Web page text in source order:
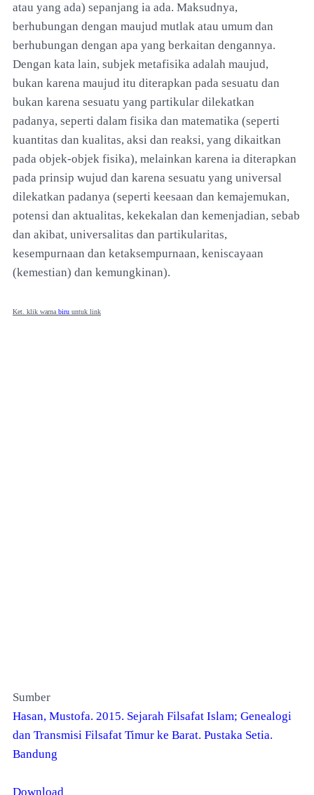
atau yang ada) sepanjang ia ada. Maksudnya,
berhubungan dengan maujud mutlak atau umum dan
berhubungan dengan apa yang berkaitan dengannya.
Dengan kata lain, subjek metafisika adalah maujud,
bukan karena maujud itu diterapkan pada sesuatu dan
bukan karena sesuatu yang partikular dilekatkan
padanya, seperti dalam fisika dan matematika (seperti
kuantitas dan kualitas, aksi dan reaksi, yang dikaitkan
pada objek-objek fisika), melainkan karena ia diterapkan
pada prinsip wujud dan karena sesuatu yang universal
dilekatkan padanya (seperti keesaan dan kemajemukan,
potensi dan aktualitas, kekekalan dan kemenjadian, sebab
dan akibat, universalitas dan partikularitas,
kesempurnaan dan ketaksempurnaan, keniscayaan
(kemestian) dan kemungkinan).
Ket. klik warna biru untuk link
Sumber
Hasan, Mustofa. 2015. Sejarah Filsafat Islam; Genealogi
dan Transmisi Filsafat Timur ke Barat. Pustaka Setia.
Bandung
Download